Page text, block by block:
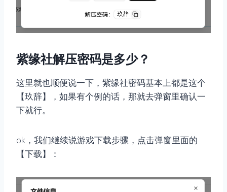
紫缘社解压密码是多少？
这里就也顺便说一下，紫缘社密码基本上都是这个
【玖辞】，如果有个例的话，那就去弹窗里确认一
下就行。
ok，我们继续说游戏下载步骤，点击弹窗里面的
【下载】：